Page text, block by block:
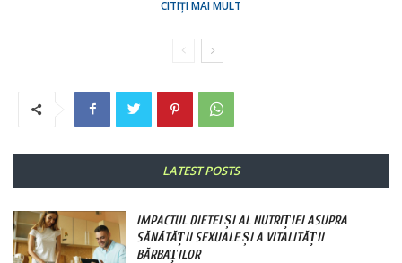
CITIȚI MAI MULT
LATEST POSTS
IMPACTUL DIETEI ȘI AL NUTRIȚIEI ASUPRA
SĂNĂTĂȚII SEXUALE ȘI A VITALITĂȚII
BĂRBAȚILOR